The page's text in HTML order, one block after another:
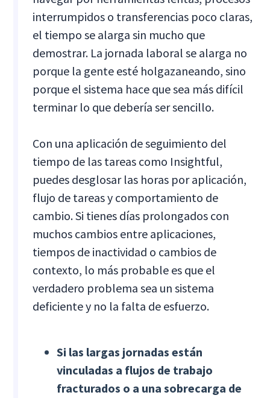
interrumpidos o transferencias poco claras,
el tiempo se alarga sin mucho que
demostrar. La jornada laboral se alarga no
porque la gente esté holgazaneando, sino
porque el sistema hace que sea más difícil
terminar lo que debería ser sencillo.
Con una aplicación de seguimiento del
tiempo de las tareas como Insightful,
puedes desglosar las horas por aplicación,
flujo de tareas y comportamiento de
cambio. Si tienes días prolongados con
muchos cambios entre aplicaciones,
tiempos de inactividad o cambios de
contexto, lo más probable es que el
verdadero problema sea un sistema
deficiente y no la falta de esfuerzo.
Si las largas jornadas están
vinculadas a flujos de trabajo
fracturados o a una sobrecarga de